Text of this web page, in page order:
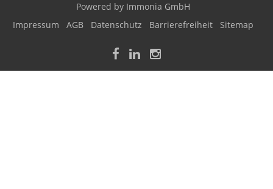
Powered by Immonia GmbH
Impressum
AGB Datenschutz Barrierefreiheit Sitemap